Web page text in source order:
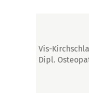
Vis-
Dipl.